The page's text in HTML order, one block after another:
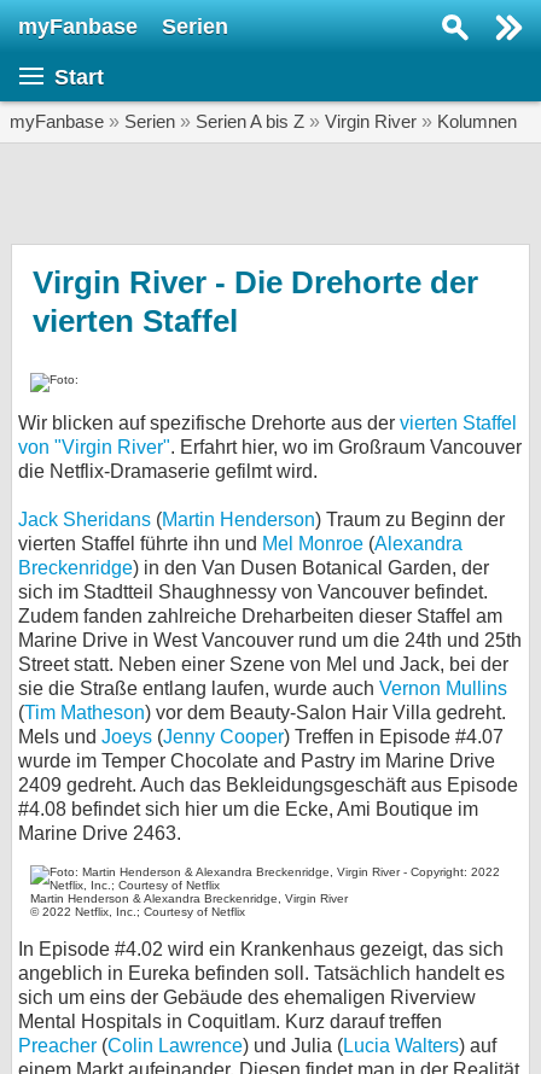
myFanbase Serien
Start
myFanbase » Serien » Serien A bis Z » Virgin River » Kolumnen
Virgin River - Die Drehorte der
vierten Staffel
Wir blicken auf spezifische Drehorte aus der vierten Staffel
von "Virgin River". Erfahrt hier, wo im Großraum Vancouver
die Netflix-Dramaserie gefilmt wird.
Jack Sheridans (Martin Henderson) Traum zu Beginn der
vierten Staffel führte ihn und Mel Monroe (Alexandra
Breckenridge) in den Van Dusen Botanical Garden, der
sich im Stadtteil Shaughnessy von Vancouver befindet.
Zudem fanden zahlreiche Dreharbeiten dieser Staffel am
Marine Drive in West Vancouver rund um die 24th und 25th
Street statt. Neben einer Szene von Mel und Jack, bei der
sie die Straße entlang laufen, wurde auch Vernon Mullins
(Tim Matheson) vor dem Beauty-Salon Hair Villa gedreht.
Mels und Joeys (Jenny Cooper) Treffen in Episode #4.07
wurde im Temper Chocolate and Pastry im Marine Drive
2409 gedreht. Auch das Bekleidungsgeschäft aus Episode
#4.08 befindet sich hier um die Ecke, Ami Boutique im
Marine Drive 2463.
Martin Henderson & Alexandra Breckenridge, Virgin River
© 2022 Netflix, Inc.; Courtesy of Netflix
In Episode #4.02 wird ein Krankenhaus gezeigt, das sich
angeblich in Eureka befinden soll. Tatsächlich handelt es
sich um eins der Gebäude des ehemaligen Riverview
Mental Hospitals in Coquitlam. Kurz darauf treffen
Preacher (Colin Lawrence) und Julia (Lucia Walters) auf
einem Markt aufeinander. Diesen findet man in der Realität
SERIEN
SERVICE
Gewinnspiele
Forum
bei X
bei Facebook
Kontakt
Nutzungsbedingungen
Datenschutz
Impressum
Desktop-Ansicht
myFanbase